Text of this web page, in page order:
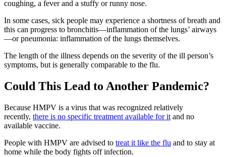
coughing, a fever and a stuffy or runny nose.
In some cases, sick people may experience a shortness of breath and
this can progress to bronchitis—inflammation of the lungs’ airways
—or pneumonia: inflammation of the lungs themselves.
The length of the illness depends on the severity of the ill person’s
symptoms, but is generally comparable to the flu.
Could This Lead to Another Pandemic?
Because HMPV is a virus that was recognized relatively
recently, there is no specific treatment available for it and no
available vaccine.
People with HMPV are advised to treat it like the flu and to stay at
home while the body fights off infection.